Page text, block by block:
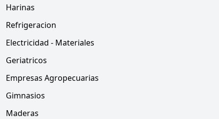
Harinas
Refrigeracion
Electricidad - Materiales
Geriatricos
Empresas Agropecuarias
Gimnasios
Maderas